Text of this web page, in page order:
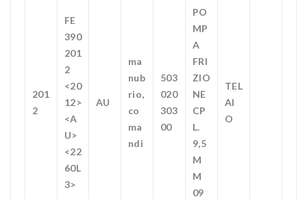
201
2
FE
390
201
2
<20
12>
<A
U>
<22
60L
3>
AU
ma
nub
rio,
co
ma
ndi
503
020
303
00
PO
MP
A
FRI
ZIO
NE
CP
L.
9,5
M
M
09
TEL
AI
O